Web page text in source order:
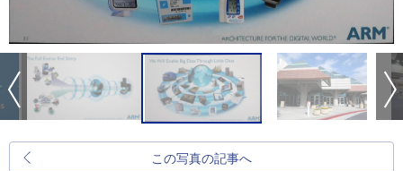
この写真の記事へ